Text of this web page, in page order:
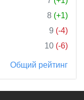
8 (+1)
9 (-4)
10 (-6)
Общий рейтинг